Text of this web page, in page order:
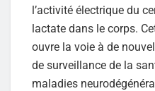
l’activité électrique du
lactate dans le corps.
ouvre la voie à de
de surveillance de la
maladies